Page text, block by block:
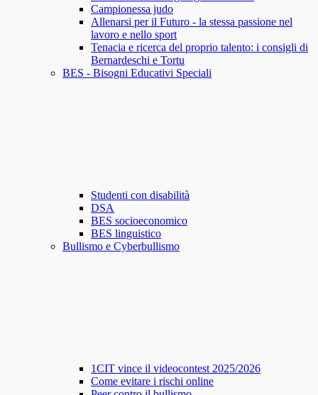
Campionessa judo
Allenarsi per il Futuro - la stessa passione nel
lavoro e nello sport
Tenacia e ricerca del proprio talento: i consigli di
Bernardeschi e Tortu
BES - Bisogni Educativi Speciali
Studenti con disabilità
DSA
BES socioeconomico
BES linguistico
Bullismo e Cyberbullismo
1CIT vince il videocontest 2025/2026
Come evitare i rischi online